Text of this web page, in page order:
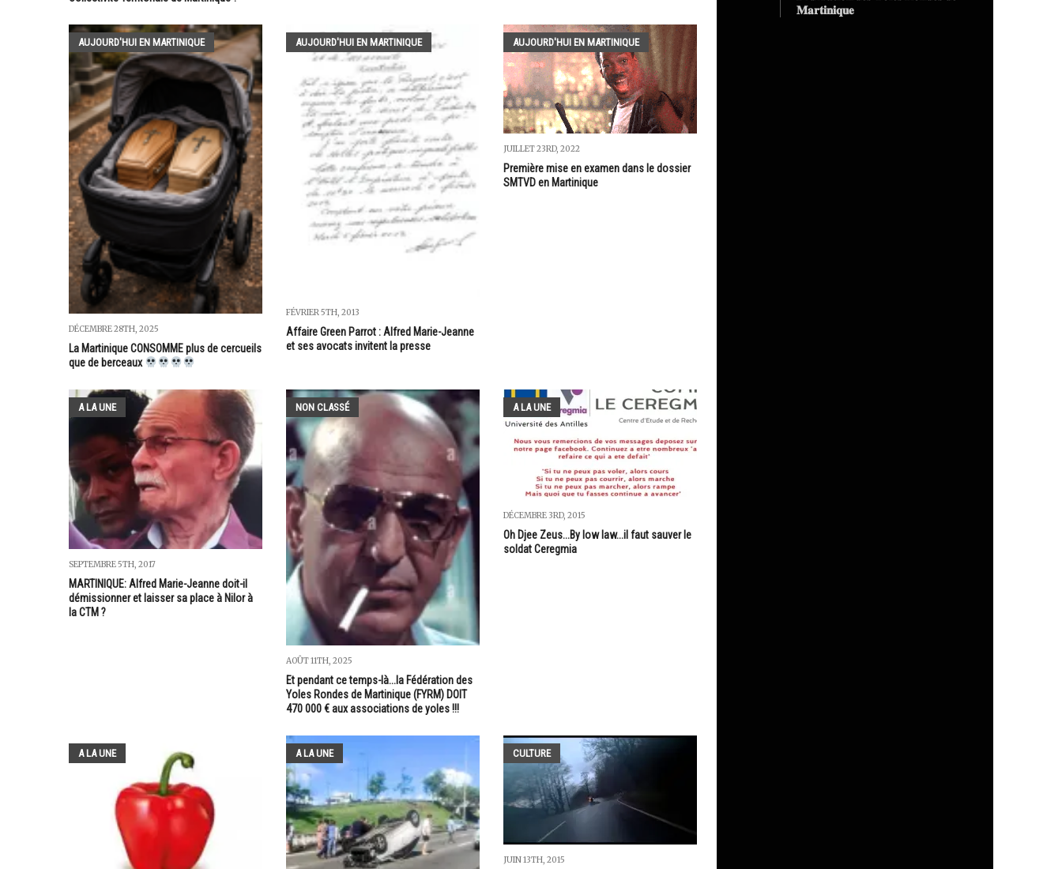
AUJOURD'HUI EN MARTINIQUE
DÉCEMBRE 28TH, 2025
La Martinique CONSOMME plus de cercueils
que de berceaux
AUJOURD'HUI EN MARTINIQUE
FÉVRIER 5TH, 2013
Affaire Green Parrot : Alfred Marie-Jeanne
et ses avocats invitent la presse
AUJOURD'HUI EN MARTINIQUE
JUILLET 23RD, 2022
Première mise en examen dans le dossier
SMTVD en Martinique
A LA UNE
SEPTEMBRE 5TH, 2017
MARTINIQUE: Alfred Marie-Jeanne doit-il
démissionner et laisser sa place à Nilor à
la CTM ?
NON CLASSÉ
AOÛT 11TH, 2025
Et pendant ce temps-là...la Fédération des
Yoles Rondes de Martinique (FYRM) DOIT
470 000 € aux associations de yoles !!!
A LA UNE
DÉCEMBRE 3RD, 2015
Oh Djee Zeus...By low law...il faut sauver le
soldat Ceregmia
A LA UNE A LA UNE CULTURE
JUIN 13TH, 2015
𝐌𝐚𝐫𝐭𝐢𝐧𝐢𝐪𝐮𝐞